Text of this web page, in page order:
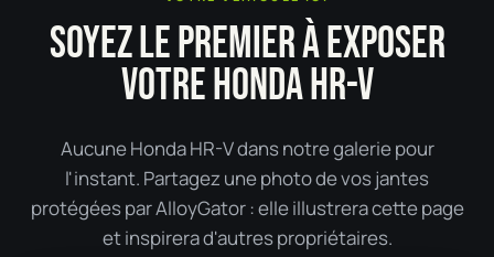
SOYEZ LE PREMIER À EXPOSER
VOTRE HONDA HR-V
Aucune Honda HR-V dans notre galerie pour
l'instant. Partagez une photo de vos jantes
protégées par AlloyGator : elle illustrera cette page
et inspirera d'autres propriétaires.